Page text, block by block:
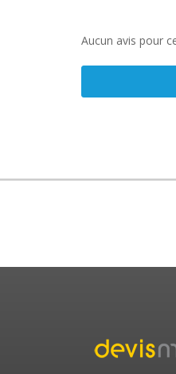
Aucun avis pour